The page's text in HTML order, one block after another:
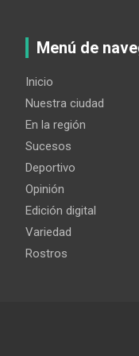
Menú de
Inicio
Nuestra ciudad
En la región
Sucesos
Deportivo
Opinión
Edición digital
Variedad
Rostros